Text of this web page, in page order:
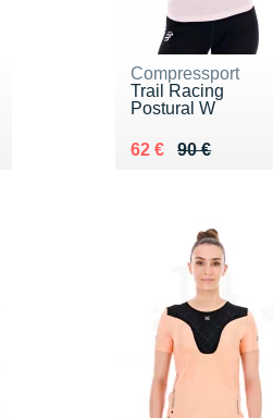
Compressport
Trail Racing
Postural W
90 €
Au lieu de 90 €
62 €
Vendu 62 €